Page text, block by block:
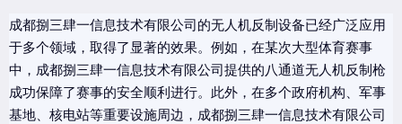
成都捌三肆一信息技术有限公司的无人机反制设备已经广泛应用
于多个领域，取得了显著的效果。例如，在某次大型体育赛事
中，成都捌三肆一信息技术有限公司提供的八通道无人机反制枪
成功保障了赛事的安全顺利进行。此外，在多个政府机构、军事
基地、核电站等重要设施周边，成都捌三肆一信息技术有限公司